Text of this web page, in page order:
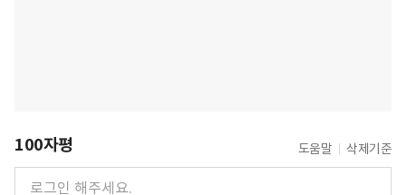
100자평 도움말 삭제기준